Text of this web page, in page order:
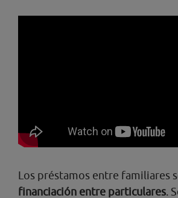
Los préstamos entre familiares
financiación entre particulares.